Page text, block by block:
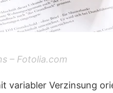
– Fotolia.com
variabler Verzinsung